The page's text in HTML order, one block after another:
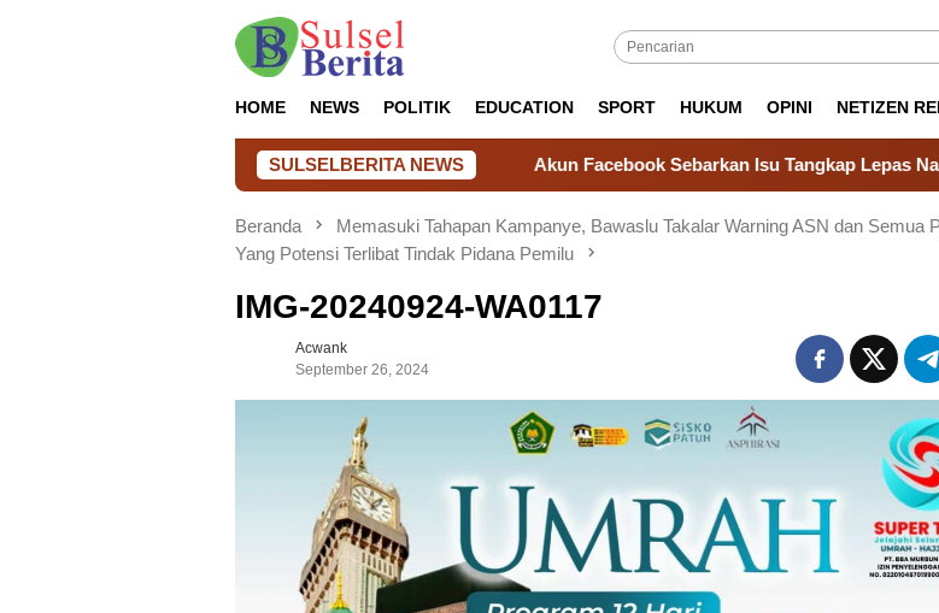
HOME NEWS POLITIK EDUCATION SPORT HUKUM OPINI NETIZEN
SULSELBERITA NEWSAkun Facebook Sebarkan Isu Tangkap Lepas Narkoba,
Beranda
Memasuki Tahapan Kampanye, Bawaslu Takalar Warning ASN dan Semua
Yang Potensi Terlibat Tindak Pidana Pemilu
IMG-20240924-WA0117
Acwank
September 26, 2024